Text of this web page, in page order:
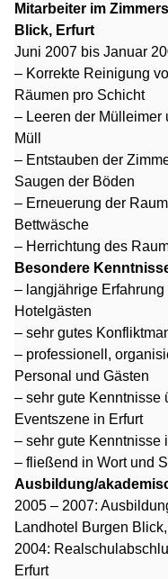
Mitarbeiter im
Blick, Erfurt
Juni 2007 bis Januar
– Korrekte Reinigung
Räumen pro Schicht
– Leeren der Mülleimer
Müll
– Entstauben der
Saugen der Böden
– Erneuerung der
Bettwäsche
– Herrichtung des
Besondere
– langjährige
Hotelgästen
– sehr gutes
– professionell,
Personal und Gästen
– sehr gute Kenntnisse
Eventszene in Erfurt
– sehr gute Kenntnisse
– fließend in Wort und
Ausbildung/
2005 – 2007:
Landhotel Burgen
2004:
Erfurt